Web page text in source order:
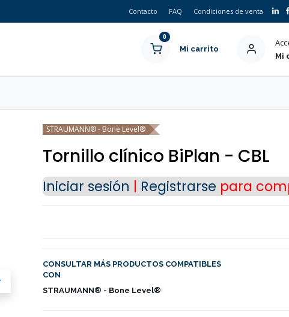
Contacto FAQ Condiciones de venta
0
Mi carrito
Mi
STRAUMANN® - Bone Level®
Tornillo clínico BiPlan - CBL
Iniciar sesión | Registrarse para
CONSULTAR MÁS PRODUCTOS COMPATIBLES
CON
STRAUMANN® - Bone Level®